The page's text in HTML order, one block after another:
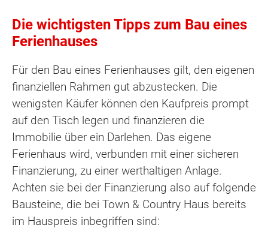
Die wichtigsten Tipps zum Bau eines
Ferienhauses
Für den Bau eines Ferienhauses gilt, den eigenen
finanziellen Rahmen gut abzustecken. Die
wenigsten Käufer können den Kaufpreis prompt
auf den Tisch legen und finanzieren die
Immobilie über ein Darlehen. Das eigene
Ferienhaus wird, verbunden mit einer sicheren
Finanzierung, zu einer werthaltigen Anlage.
Achten sie bei der Finanzierung also auf folgende
Bausteine, die bei Town & Country Haus bereits
im Hauspreis inbegriffen sind: